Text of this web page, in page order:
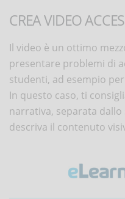
CREA VIDEO
Il video è un ottimo
presentare problemi di
studenti, ad esempio
In questo caso, ti
narrativa, separata
descriva il contenuto